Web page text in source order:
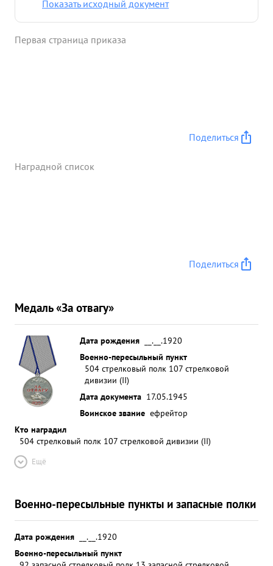
Показать исходный документ
Первая страница приказа
Поделиться
Наградной список
Поделиться
Медаль «За отвагу»
Дата рождения
__.__.1920
Военно-пересыльный пункт
504 стрелковый полк 107 стрелковой
дивизии (II)
Дата документа 17.05.1945
Воинское звание ефрейтор
Кто наградил
504 стрелковый полк 107 стрелковой дивизии (II)
Ещё
Военно-пересыльные пункты и запасные полки
Дата рождения
__.__.1920
Военно-пересыльный пункт